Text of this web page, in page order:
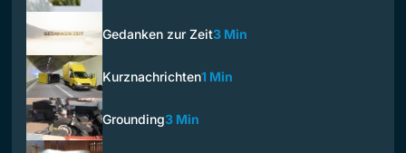
Gedanken zur Zeit3 Min
Kurznachrichten1 Min
Grounding3 Min